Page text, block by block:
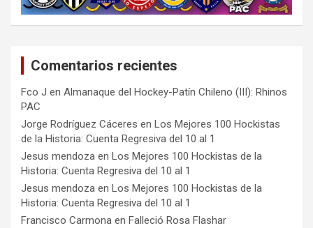
Comentarios recientes
Fco J en Almanaque del Hockey-Patín Chileno (III): Rhinos
PAC
Jorge Rodríguez Cáceres en Los Mejores 100 Hockistas
de la Historia: Cuenta Regresiva del 10 al 1
Jesus mendoza en Los Mejores 100 Hockistas de la
Historia: Cuenta Regresiva del 10 al 1
Jesus mendoza en Los Mejores 100 Hockistas de la
Historia: Cuenta Regresiva del 10 al 1
Francisco Carmona en Falleció Rosa Flashar